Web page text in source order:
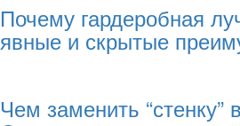
Почему гардеробная
явные и скрытые
Чем заменить “стенку”